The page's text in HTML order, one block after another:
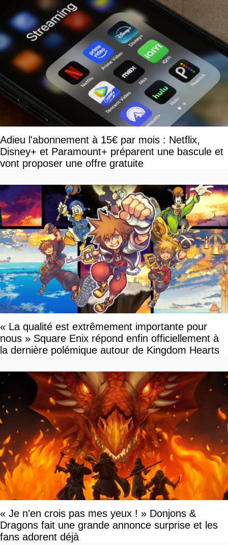
Adieu l'abonnement à 15€ par mois : Netflix,
Disney+ et Paramount+ préparent une bascule et
vont proposer une offre gratuite
« La qualité est extrêmement importante pour
nous » Square Enix répond enfin officiellement à
la dernière polémique autour de Kingdom Hearts
« Je n'en crois pas mes yeux ! » Donjons &
Dragons fait une grande annonce surprise et les
fans adorent déjà